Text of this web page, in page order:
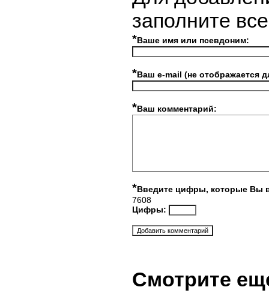
заполните
*Ваше имя или псевдоним:
*Ваш e-mail (не отображается
*Ваш комментарий:
*Введите цифры, которые Вы
7608
Цифры:
Смотрите